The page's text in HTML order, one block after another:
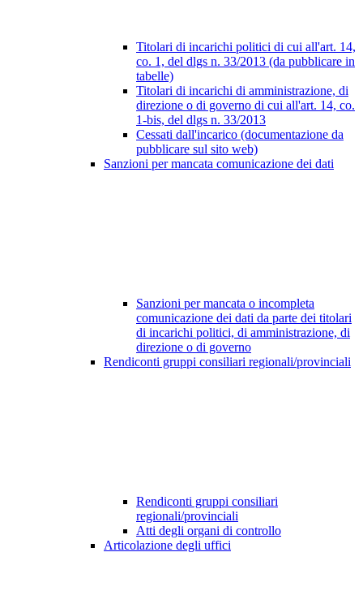
Titolari di incarichi politici di cui all'art. 14,
co. 1, del dlgs n. 33/2013 (da pubblicare in
tabelle)
Titolari di incarichi di amministrazione, di
direzione o di governo di cui all'art. 14, co.
1-bis, del dlgs n. 33/2013
Cessati dall'incarico (documentazione da
pubblicare sul sito web)
Sanzioni per mancata comunicazione dei dati
Sanzioni per mancata o incompleta
comunicazione dei dati da parte dei titolari
di incarichi politici, di amministrazione, di
direzione o di governo
Rendiconti gruppi consiliari regionali/provinciali
Rendiconti gruppi consiliari
regionali/provinciali
Atti degli organi di controllo
Articolazione degli uffici